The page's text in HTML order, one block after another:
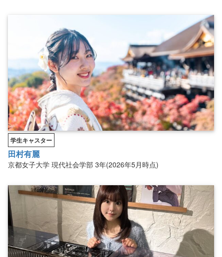
学生キャスター
田村有麗
京都女子大学 現代社会学部 3年(2026年5月時点)